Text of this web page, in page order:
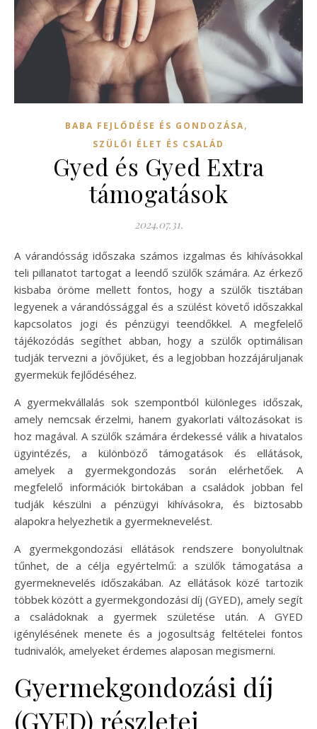
BABA FEJLŐDÉSE ÉS GONDOZÁSA,
SZÜLŐI ÉLET ÉS CSALÁD
Gyed és Gyed Extra
támogatások
2024.07.31.
A várandósság időszaka számos izgalmas és kihívásokkal
teli pillanatot tartogat a leendő szülők számára. Az érkező
kisbaba öröme mellett fontos, hogy a szülők tisztában
legyenek a várandóssággal és a szülést követő időszakkal
kapcsolatos jogi és pénzügyi teendőkkel. A megfelelő
tájékozódás segíthet abban, hogy a szülők optimálisan
tudják tervezni a jövőjüket, és a legjobban hozzájáruljanak
gyermekük fejlődéséhez.
A gyermekvállalás sok szempontból különleges időszak,
amely nemcsak érzelmi, hanem gyakorlati változásokat is
hoz magával. A szülők számára érdekessé válik a hivatalos
ügyintézés, a különböző támogatások és ellátások,
amelyek a gyermekgondozás során elérhetőek. A
megfelelő információk birtokában a családok jobban fel
tudják készülni a pénzügyi kihívásokra, és biztosabb
alapokra helyezhetik a gyermeknevelést.
A gyermekgondozási ellátások rendszere bonyolultnak
tűnhet, de a célja egyértelmű: a szülők támogatása a
gyermeknevelés időszakában. Az ellátások közé tartozik
többek között a gyermekgondozási díj (GYED), amely segít
a családoknak a gyermek születése után. A GYED
igénylésének menete és a jogosultság feltételei fontos
tudnivalók, amelyeket érdemes alaposan megismerni.
Gyermekgondozási díj
(GYED) részletei